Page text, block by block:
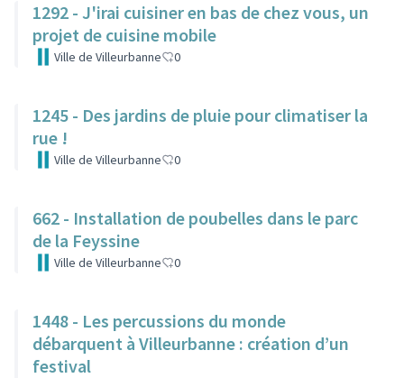
1292 - J'irai cuisiner en bas de chez vous, un
projet de cuisine mobile
Ville de Villeurbanne 0
1245 - Des jardins de pluie pour climatiser la
rue !
Ville de Villeurbanne 0
662 - Installation de poubelles dans le parc
de la Feyssine
Ville de Villeurbanne 0
1448 - Les percussions du monde
débarquent à Villeurbanne : création d’un
festival